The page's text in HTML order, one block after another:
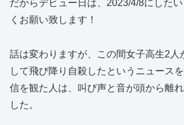
だからデビュー日は、2023/4/8にした
くお願い致します！
話は変わりますが、この間女子高生2人
して飛び降り自殺したというニュース
信を観た人は、叫び声と音が頭から離
した。